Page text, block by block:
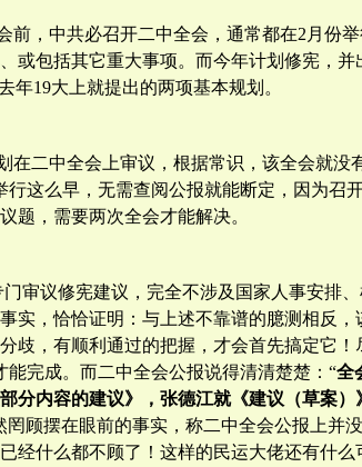
前，中共必召开二中全会，通常都在2 月份举
或包括其它重大事项。而今年计划修宪，并
年19大上就提出的两项基本规划。
在二中全会上审议，根据常识，该全会就没
行这么早，无需查阅公报就能断定，因为召
题，需要两次全会才能解决。
审议修宪建议，完全不涉及国家人事安排
实，恰恰证明：与上述不靠谱的臆测相反，
歧，有顺利通过的把握，才会首先搞定它！
能完成。而二中全会公报说得清清楚楚：“全
分内容的建议》，张德江就《建议（草案）
罔顾摆在眼前的事实，称二中全会公报上并
经什么都不顾了！这样的民运大佬还有什么